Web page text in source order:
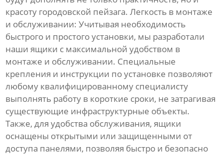
красоту городовской пейзага. Легкость в монтаже
и обслуживании: Учитывая необходимость
быстрого и простого установки, мы разработали
наши ящики с максимальной удобством в
монтаже и обслуживании. Специальные
крепления и инструкции по установке позволяют
любому квалифицированному специалисту
выполнять работу в короткие сроки, не затрагивая
существующие инфраструктурные объекты.
Также, для удобства обслуживания, ящики
оснащены открытыми или защищенными от
доступа панелями, позволяя быстро и безопасно